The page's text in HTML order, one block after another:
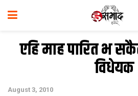
एहि माह पारित भ
विधेयक
August 3, 2010